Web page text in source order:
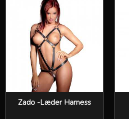
Zado -Læder Harness